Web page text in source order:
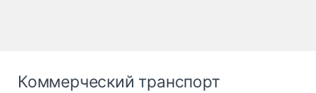
Коммерческий транспорт